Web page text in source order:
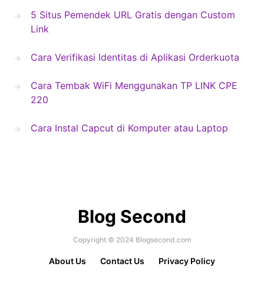
5 Situs Pemendek URL Gratis dengan Custom
Link
Cara Verifikasi Identitas di Aplikasi Orderkuota
Cara Tembak WiFi Menggunakan TP LINK CPE
220
Cara Instal Capcut di Komputer atau Laptop
Blog Second
Copyright © 2024 Blogsecond.com
About Us Contact Us Privacy Policy